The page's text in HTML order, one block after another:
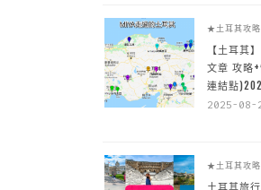
★土耳其攻
【土耳其
文章 攻略
連結點
2025-08-
★土耳其攻
土耳其旅